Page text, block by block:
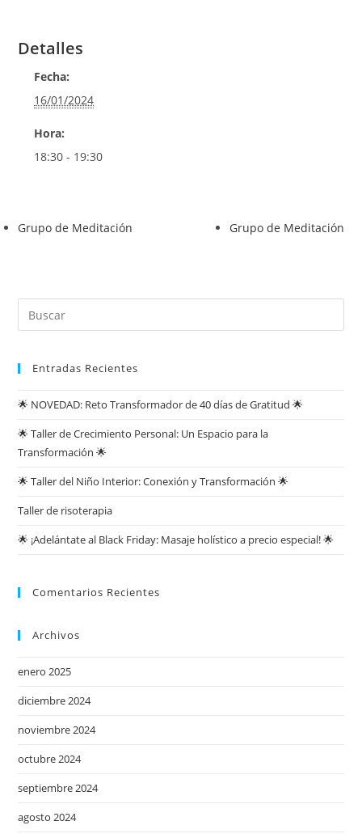
Detalles
Fecha:
16/01/2024
Hora:
18:30 - 19:30
Grupo de Meditación Grupo de Meditación
Entradas Recientes
🌟 NOVEDAD: Reto Transformador de 40 días de Gratitud 🌟
🌟 Taller de Crecimiento Personal: Un Espacio para la
Transformación 🌟
🌟 Taller del Niño Interior: Conexión y Transformación 🌟
Taller de risoterapia
🌟 ¡Adelántate al Black Friday: Masaje holístico a precio especial! 🌟
Comentarios Recientes
Archivos
enero 2025
diciembre 2024
noviembre 2024
octubre 2024
septiembre 2024
agosto 2024